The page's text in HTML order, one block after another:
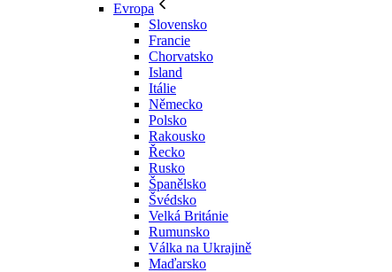
Evropa
Slovensko
Francie
Chorvatsko
Island
Itálie
Německo
Polsko
Rakousko
Řecko
Rusko
Španělsko
Švédsko
Velká Británie
Rumunsko
Válka na Ukrajině
Maďarsko